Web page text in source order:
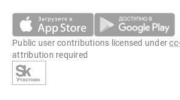
Public user contributions licensed under
attribution required